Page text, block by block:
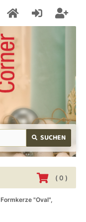
SUCHEN
(0 )
Formkerze "Oval",